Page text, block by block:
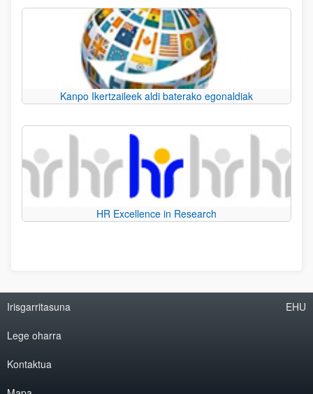
Kanpo Ikertzaileek aldi baterako egonaldiak
HR Excellence in Research
Irisgarritasuna
Lege oharra
Kontaktua
EHU